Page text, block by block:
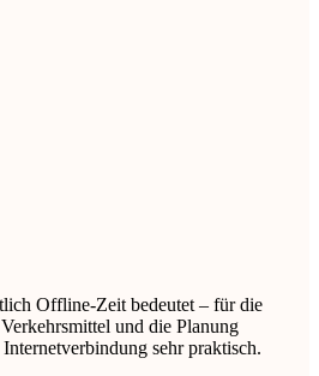
Offline-Zeit bedeutet – für die
und die Planung
sehr praktisch.